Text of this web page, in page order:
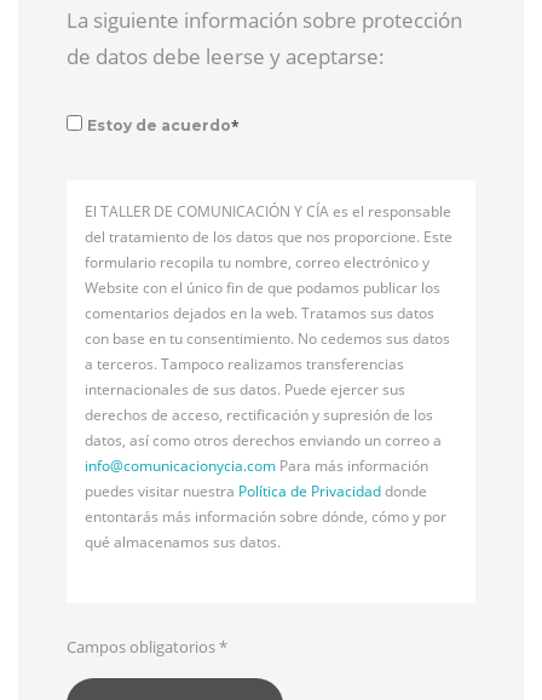
La siguiente información sobre protección
de datos debe leerse y aceptarse:
Estoy de acuerdo*
El TALLER DE COMUNICACIÓN Y CÍA es el responsable
del tratamiento de los datos que nos proporcione. Este
formulario recopila tu nombre, correo electrónico y
Website con el único fin de que podamos publicar los
comentarios dejados en la web. Tratamos sus datos
con base en tu consentimiento. No cedemos sus datos
a terceros. Tampoco realizamos transferencias
internacionales de sus datos. Puede ejercer sus
derechos de acceso, rectificación y supresión de los
datos, así como otros derechos enviando un correo a
info@comunicacionycia.com Para más información
puedes visitar nuestra Política de Privacidaddonde
entontarás más información sobre dónde, cómo y por
qué almacenamos sus datos.
Campos obligatorios*